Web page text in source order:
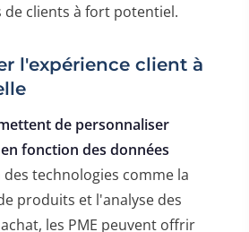
de clients à fort potentiel.
l'expérience client à
de personnaliser
fonction des données
des technologies comme la
produits et l'analyse des
les PME peuvent offrir